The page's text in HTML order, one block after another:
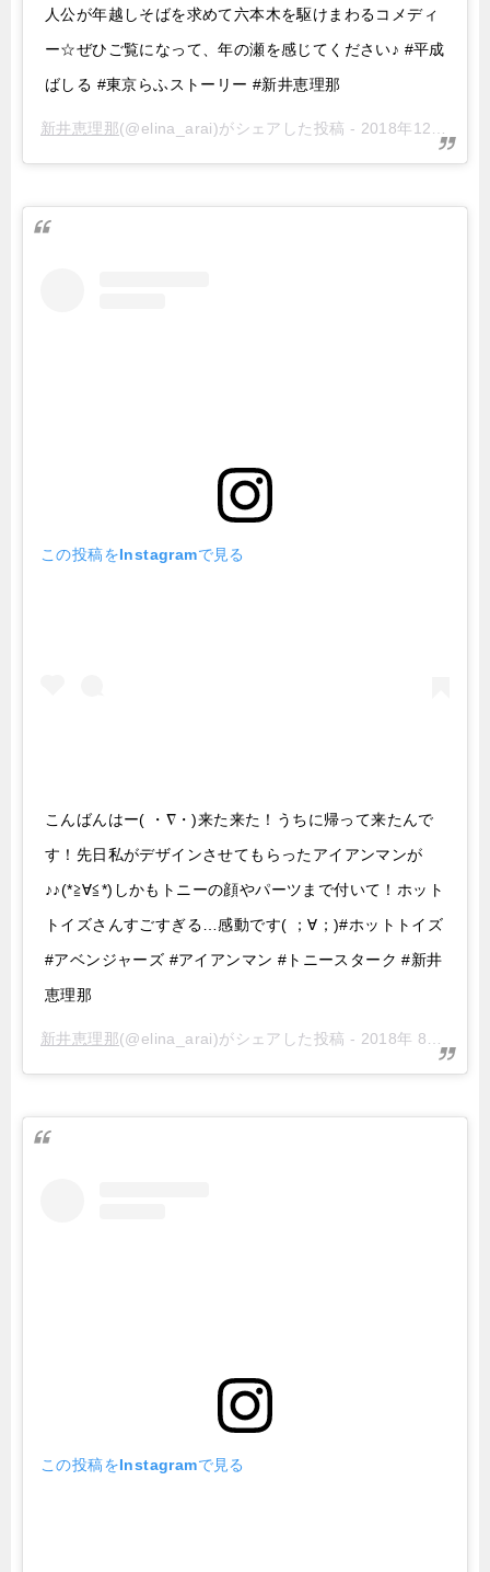
人公が年越しそばを求めて六本木を駆けまわるコメディ
ー☆ぜひご覧になって、年の瀬を感じてください♪ #平成
ばしる #東京らふストーリー #新井恵理那
新井恵理那(@elina_arai)がシェアした投稿 - 2018年12月月27日午前10時18分PST
この投稿をInstagramで見る
こんばんはー( ・∇・)来た来た！うちに帰って来たんで
す！先日私がデザインさせてもらったアイアンマンが
♪♪(*≧∀≦*)しかもトニーの顔やパーツまで付いて！ホット
トイズさんすごすぎる…感動です( ；∀；)#ホットトイズ
#アベンジャーズ #アイアンマン #トニースターク #新井
恵理那
新井恵理那(@elina_arai)がシェアした投稿 - 2018年 8月月9日午前5時22分PDT
この投稿をInstagramで見る